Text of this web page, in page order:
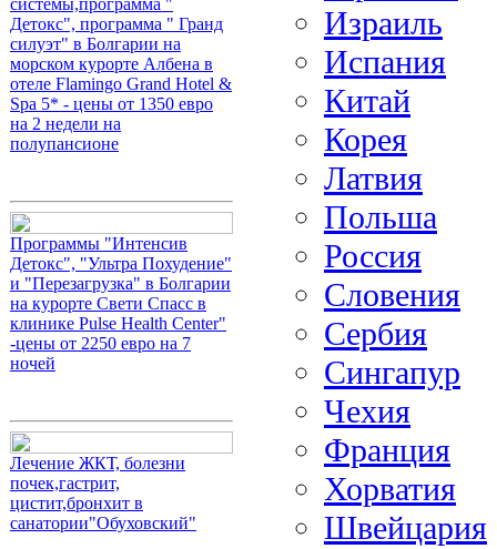
системы,программа "
Детокс", программа " Гранд
силуэт" в Болгарии на
морском курорте Албена в
отеле Flamingo Grand Hotel &
Spa 5* - цены от 1350 евро
на 2 недели на
полупансионе
Программы "Интенсив
Детокс", "Ультра Похудение"
и "Перезагрузка" в Болгарии
на курорте Свети Спасс в
клинике Pulse Health Center"
-цены от 2250 евро на 7
ночей
Лечение ЖКТ, болезни
почек,гастрит,
цистит,бронхит в
санатории"Обуховский"
Израиль
Испания
Китай
Корея
Латвия
Польша
Россия
Словения
Сербия
Сингапур
Чехия
Франция
Хорватия
Швейцария